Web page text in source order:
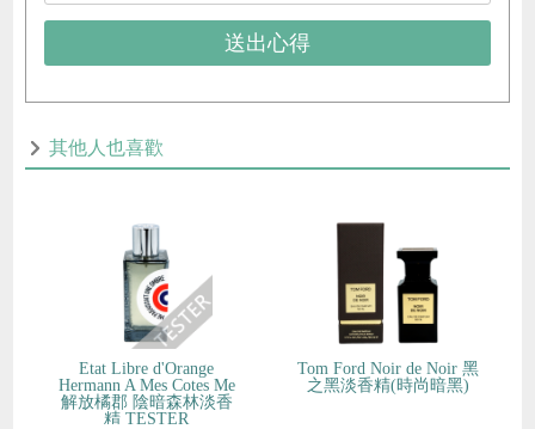
送出心得
其他人也喜歡
Etat Libre d'Orange
Hermann A Mes Cotes Me
解放橘郡 陰暗森林淡香
精 TESTER
Tom Ford Noir de Noir 黑
之黑淡香精(時尚暗黑)